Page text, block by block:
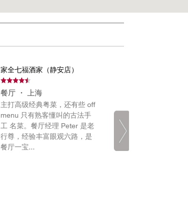
家全七福酒家（静安店）
餐厅 ・ 上海
主打高级经典粤菜，还有些 off
menu 只有熟客懂叫的古法手
工 名菜。餐厅经理 Peter 是老
行尊，经验丰富眼观六路，是
餐厅一宝...